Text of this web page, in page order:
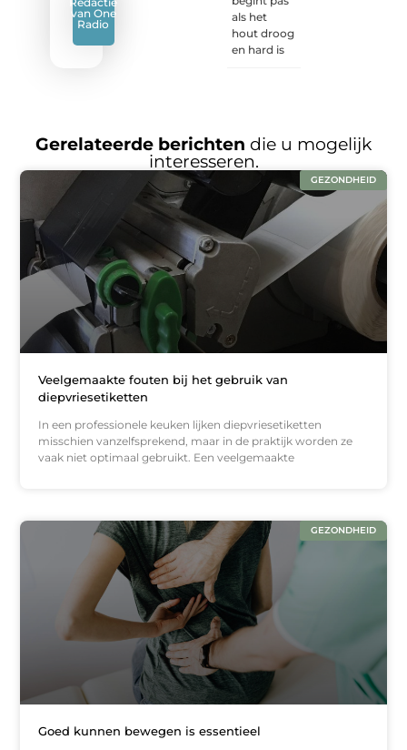
van One
Radio
als het
hout droog
en hard is
Gerelateerde berichten die u mogelijk
interesseren.
GEZONDHEID
Veelgemaakte fouten bij het gebruik van
diepvriesetiketten
In een professionele keuken lijken diepvriesetiketten
misschien vanzelfsprekend, maar in de praktijk worden ze
vaak niet optimaal gebruikt. Een veelgemaakte
GEZONDHEID
Goed kunnen bewegen is essentieel